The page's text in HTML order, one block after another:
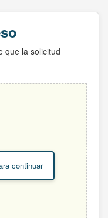
que la solicitud
continuar